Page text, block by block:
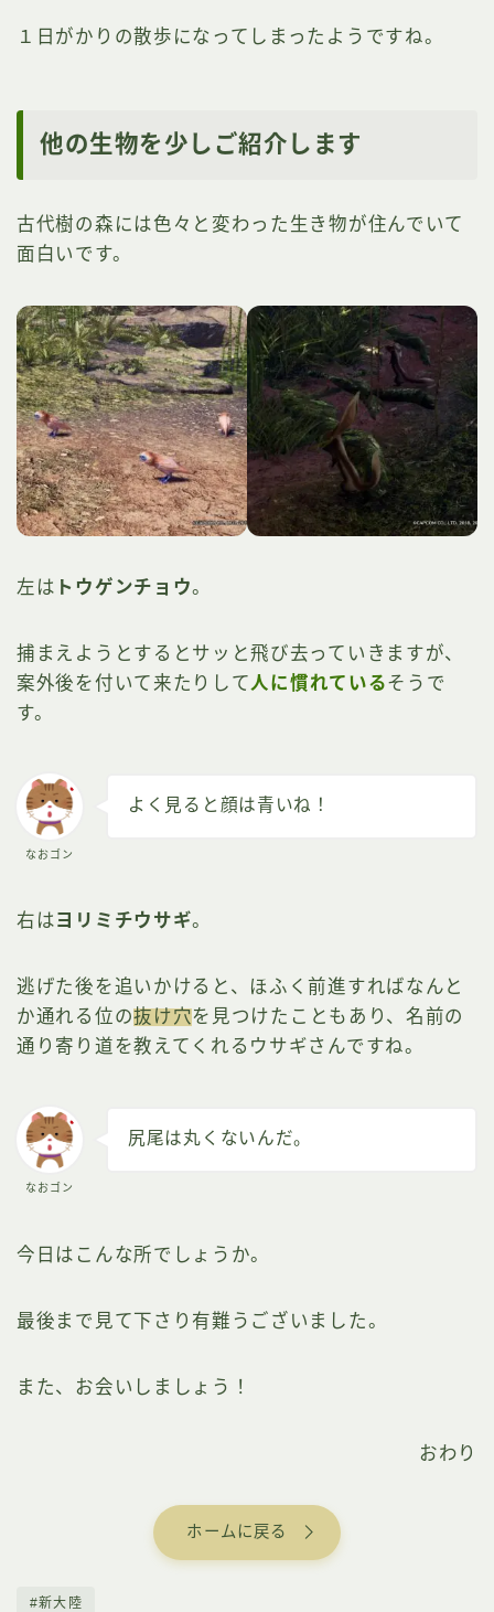
１日がかりの散歩になってしまったようですね。
他の生物を少しご紹介します
古代樹の森には色々と変わった生き物が住んでいて
面白いです。
左は トウゲンチョウ。
捕まえようとするとサッと飛び去っていきますが、
案外後を付いて来たりして 人に慣れているそうで
す。
なおゴン
よく見ると顔は青いね！
右はヨリミチウサギ。
逃げた後を追いかけると、ほふく前進すればなんと
か通れる位の抜け穴を見つけたこともあり、名前の
通り寄り道を教えてくれるウサギさんですね。
なおゴン
尻尾は丸くないんだ。
今日はこんな所でしょうか。
最後まで見て下さり有難うございました。
また、お会いしましょう！
おわり
ホームに戻る
#新大陸